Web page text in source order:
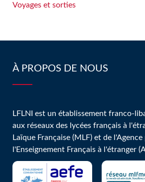
Voyages et sorties
À PROPOS DE NOUS
LFLNI est un établissement franco-
aux réseaux des lycées français à
Laïque Française (MLF) et de
l'Enseignement Français à l'étranger